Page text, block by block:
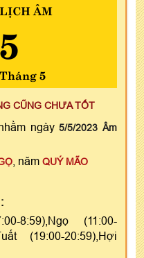
LỊCH ÂM
5
Tháng 5
CŨNG CHƯA TỐT
ngày5/5/2023 Âm
, năm QUÝ MÃO
8:59),Ngọ (11:00-
(19:00-20:59),Hợi